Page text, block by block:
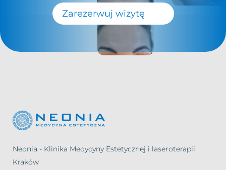
Zarezerwuj wizytę
Neonia - Klinika Medycyny Estetycznej i laseroterapii
Kraków